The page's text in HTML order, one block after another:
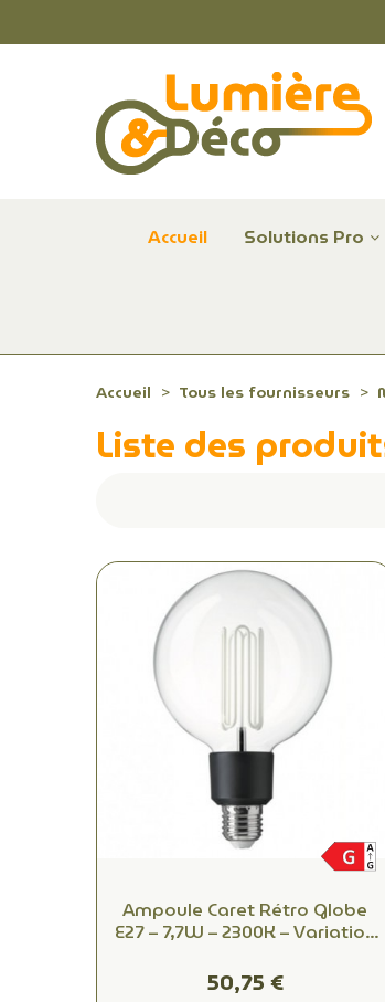
Accueil Solutions Pro
Accueil Tous les fournisseurs
Liste des
Ampoule Caret Rétro Globe
E27 – 7,7W – 2300K – Variation
CCFL
50,75 €